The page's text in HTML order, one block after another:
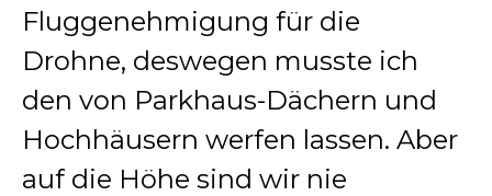
Fluggenehmigung für die
Drohne, deswegen musste ich
den von Parkhaus-Dächern und
Hochhäusern werfen lassen. Aber
auf die Höhe sind wir nie